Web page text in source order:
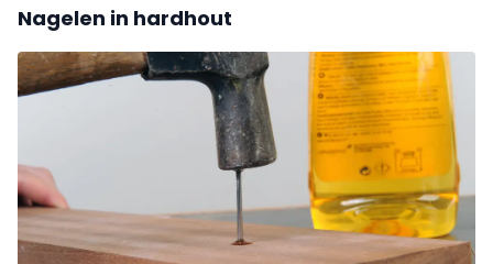
Nagelen in hardhout